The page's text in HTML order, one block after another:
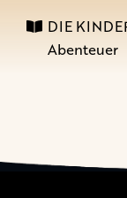
DIE
Abenteuer